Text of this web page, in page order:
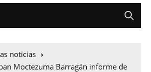
noticias
Moctezuma Barragán informe de